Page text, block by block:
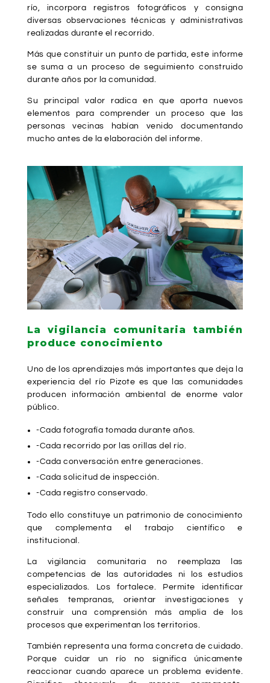
río, incorpora registros fotográficos y consigna
diversas observaciones técnicas y administrativas
realizadas durante el recorrido.
Más que constituir un punto de partida, este informe
se suma a un proceso de seguimiento construido
durante años por la comunidad.
Su principal valor radica en que aporta nuevos
elementos para comprender un proceso que las
personas vecinas habían venido documentando
mucho antes de la elaboración del informe.
La vigilancia comunitaria también
produce conocimiento
Uno de los aprendizajes más importantes que deja la
experiencia del río Pizote es que las comunidades
producen información ambiental de enorme valor
público.
-Cada fotografía tomada durante años.
-Cada recorrido por las orillas del río.
-Cada conversación entre generaciones.
-Cada solicitud de inspección.
-Cada registro conservado.
Todo ello constituye un patrimonio de conocimiento
que complementa el trabajo científico e
institucional.
La vigilancia comunitaria no reemplaza las
competencias de las autoridades ni los estudios
especializados. Los fortalece. Permite identificar
señales tempranas, orientar investigaciones y
construir una comprensión más amplia de los
procesos que experimentan los territorios.
También representa una forma concreta de cuidado.
Porque cuidar un río no significa únicamente
reaccionar cuando aparece un problema evidente.